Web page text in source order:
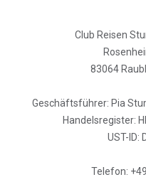
Club Reisen
83064
Geschäftsführer: Pia
Handelsregister:
UST-ID:
Telefon: